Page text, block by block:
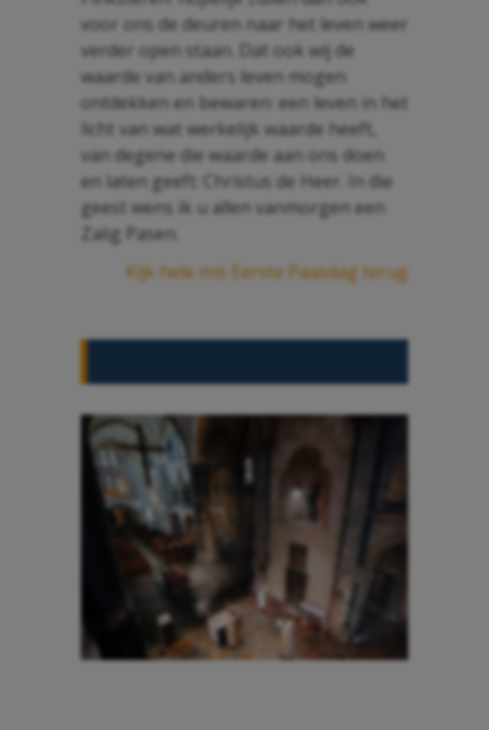
voor ons de deuren naar het leven weer
verder open staan. Dat ook wij de
waarde van anders leven mogen
ontdekken en bewaren: een leven in het
licht van wat werkelijk waarde heeft,
van degene die waarde aan ons doen
en laten geeft: Christus de Heer. In die
geest wens ik u allen vanmorgen een
Zalig Pasen.
Kijk hele mis Eerste Paasdag terug